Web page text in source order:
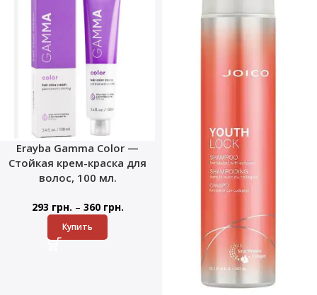
Erayba Gamma Color —
Стойкая крем-краска для
волос, 100 мл.
293 грн. – 360 грн.
Купить